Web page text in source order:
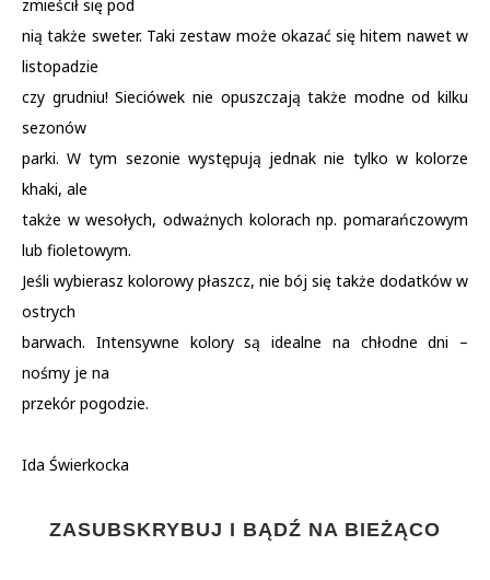
zmieścił się pod
nią także sweter. Taki zestaw może okazać się hitem nawet w
listopadzie
czy grudniu! Sieciówek nie opuszczają także modne od kilku
sezonów
parki. W tym sezonie występują jednak nie tylko w kolorze
khaki, ale
także w wesołych, odważnych kolorach np. pomarańczowym
lub fioletowym.
Jeśli wybierasz kolorowy płaszcz, nie bój się także dodatków w
ostrych
barwach. Intensywne kolory są idealne na chłodne dni –
nośmy je na
przekór pogodzie.
Ida Świerkocka
ZASUBSKRYBUJ I BĄDŹ NA BIEŻĄCO